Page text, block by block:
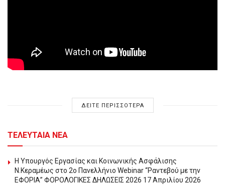
ΔΕΙΤΕ ΠΕΡΙΣΣΟΤΕΡΑ
ΤΕΛΕΥΤΑΙΑ ΝΕΑ
Η Υπουργός Εργασίας και Κοινωνικής Ασφάλισης
Ν.Κεραμέως στο 2o Πανελλήνιο Webinar “Ραντεβού με την
ΕΦΟΡΙΑ” ΦΟΡΟΛΟΓΙΚΕΣ ΔΗΛΩΣΕΙΣ 2026 17 Απριλίου 2026